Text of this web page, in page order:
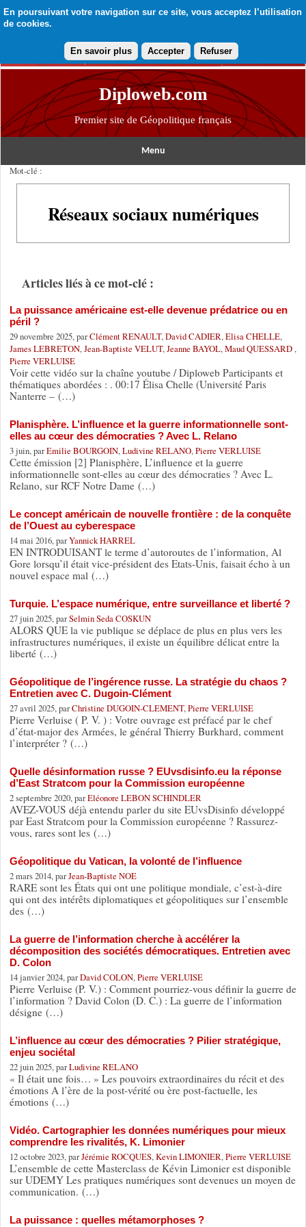
En poursuivant votre navigation sur ce site, vous acceptez l’utilisation
de cookies.
En savoir plus Accepter Refuser
Diploweb.com
Premier site de Géopolitique français
Menu
Mot-clé :
Réseaux sociaux numériques
Articles liés à ce mot-clé :
La puissance américaine est-elle devenue prédatrice ou en
péril ?
29 novembre 2025, parClément RENAULT, David CADIER, Elisa CHELLE,
James LEBRETON, Jean-Baptiste VELUT, Jeanne BAYOL, Maud QUESSARD ,
Pierre VERLUISE
Voir cette vidéo sur la chaîne youtube / Diploweb Participants et
thématiques abordées : . 00:17 Élisa Chelle (Université Paris
Nanterre – (…)
Planisphère. L’influence et la guerre informationnelle sont-
elles au cœur des démocraties ? Avec L. Relano
3 juin, parEmilie BOURGOIN, Ludivine RELANO, Pierre VERLUISE
Cette émission [2] Planisphère, L’influence et la guerre
informationnelle sont-elles au cœur des démocraties ? Avec L.
Relano, sur RCF Notre Dame (…)
Le concept américain de nouvelle frontière : de la conquête
de l’Ouest au cyberespace
14 mai 2016, parYannick HARREL
EN INTRODUISANT le terme d’autoroutes de l’information, Al
Gore lorsqu’il était vice-président des Etats-Unis, faisait écho à un
nouvel espace mal (…)
Turquie. L’espace numérique, entre surveillance et liberté ?
27 juin 2025, parSelmin Seda COSKUN
ALORS QUE la vie publique se déplace de plus en plus vers les
infrastructures numériques, il existe un équilibre délicat entre la
liberté (…)
Géopolitique de l’ingérence russe. La stratégie du chaos ?
Entretien avec C. Dugoin-Clément
27 avril 2025, parChristine DUGOIN-CLEMENT, Pierre VERLUISE
Pierre Verluise ( P. V. ) : Votre ouvrage est préfacé par le chef
d’état-major des Armées, le général Thierry Burkhard, comment
l’interpréter ? (…)
Quelle désinformation russe ? EUvsdisinfo.eu la réponse
d’East Stratcom pour la Commission européenne
2 septembre 2020, parEléonore LEBON SCHINDLER
AVEZ-VOUS déjà entendu parler du site EUvsDisinfo développé
par East Stratcom pour la Commission européenne ? Rassurez-
vous, rares sont les (…)
Géopolitique du Vatican, la volonté de l’influence
2 mars 2014, parJean-Baptiste NOE
RARE sont les États qui ont une politique mondiale, c’est-à-dire
qui ont des intérêts diplomatiques et géopolitiques sur l’ensemble
des (…)
La guerre de l’information cherche à accélérer la
décomposition des sociétés démocratiques. Entretien avec
D. Colon
14 janvier 2024, parDavid COLON, Pierre VERLUISE
Pierre Verluise (P. V.) : Comment pourriez-vous définir la guerre de
l’information ? David Colon (D. C.) : La guerre de l’information
désigne (…)
L’influence au cœur des démocraties ? Pilier stratégique,
enjeu sociétal
22 juin 2025, parLudivine RELANO
« Il était une fois… » Les pouvoirs extraordinaires du récit et des
émotions A l’ère de la post-vérité ou ère post-factuelle, les
émotions (…)
Vidéo. Cartographier les données numériques pour mieux
comprendre les rivalités, K. Limonier
12 octobre 2023, parJérémie ROCQUES, Kevin LIMONIER, Pierre VERLUISE
L’ensemble de cette Masterclass de Kévin Limonier est disponible
sur UDEMY Les pratiques numériques sont devenues un moyen de
communication. (…)
La puissance : quelles métamorphoses ?